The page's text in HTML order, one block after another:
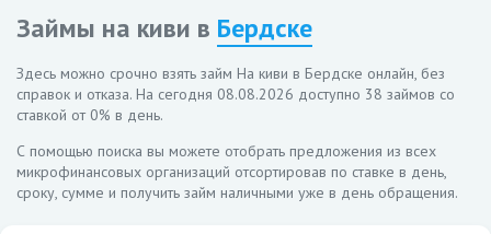
Займы на киви в Бердске
Здесь можно срочно взять займ На киви в Бердске онлайн, без
справок и отказа. На сегодня 08.08.2026 доступно 38 займов со
ставкой от 0% в день.
С помощью поиска вы можете отобрать предложения из всех
микрофинансовых организаций отсортировав по ставке в день,
сроку, сумме и получить займ наличными уже в день обращения.